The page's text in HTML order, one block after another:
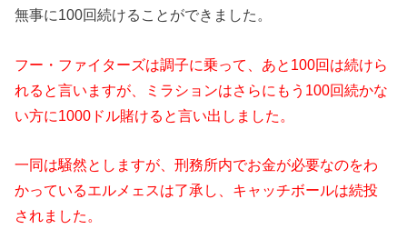
無事に100回続けることができました。
フー・ファイターズは調子に乗って、あと100回は続けら
れると言いますが、ミラションはさらにもう100回続かな
い方に1000ドル賭けると言い出しました。
一同は騒然としますが、刑務所内でお金が必要なのをわ
かっているエルメェスは了承し、キャッチボールは続投
されました。